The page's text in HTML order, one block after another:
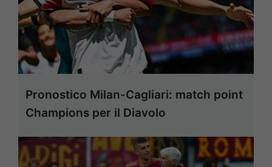
Pronostico Milan-Cagliari: match point
Champions per il Diavolo